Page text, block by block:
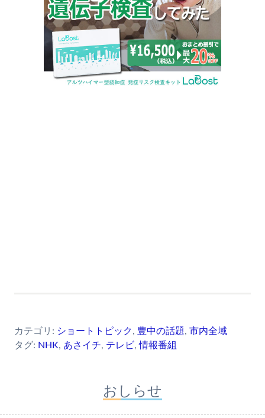
カテゴリ: ショートトピック, 豊中の話題, 市内全域
タグ: NHK, あさイチ, テレビ,情報番組
おしらせ